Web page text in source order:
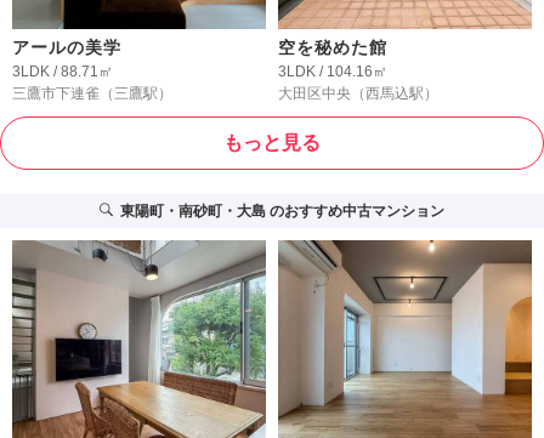
アールの美学
3LDK / 88.71㎡
三鷹市下連雀 （三鷹駅）
空を秘めた館
3LDK / 104.16㎡
大田区中央 （西馬込駅）
もっと見る
東陽町・南砂町・大島のおすすめ中古マンション